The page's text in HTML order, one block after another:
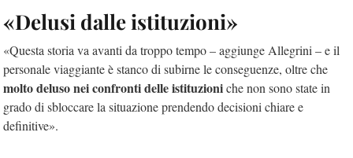
«Delusi dalle istituzioni»
«Questa storia va avanti da troppo tempo – aggiunge Allegrini – e il
personale viaggiante è stanco di subirne le conseguenze, oltre che
molto deluso nei confronti delle istituzioniche non sono state in
grado di sbloccare la situazione prendendo decisioni chiare e
definitive».